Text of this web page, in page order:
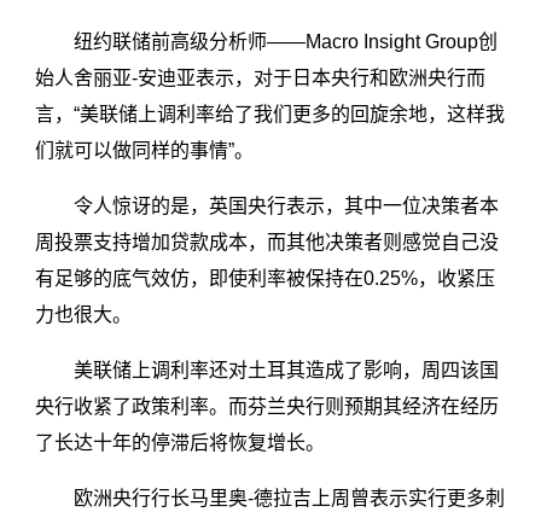
纽约联储前高级分析师——Macro Insight Group创
始人舍丽亚-安迪亚表示，对于日本央行和欧洲央行而
言，“美联储上调利率给了我们更多的回旋余地，这样我
们就可以做同样的事情”。
令人惊讶的是，英国央行表示，其中一位决策者本
周投票支持增加贷款成本，而其他决策者则感觉自己没
有足够的底气效仿，即使利率被保持在0.25%，收紧压
力也很大。
美联储上调利率还对土耳其造成了影响，周四该国
央行收紧了政策利率。而芬兰央行则预期其经济在经历
了长达十年的停滞后将恢复增长。
欧洲央行行长马里奥-德拉吉上周曾表示实行更多刺